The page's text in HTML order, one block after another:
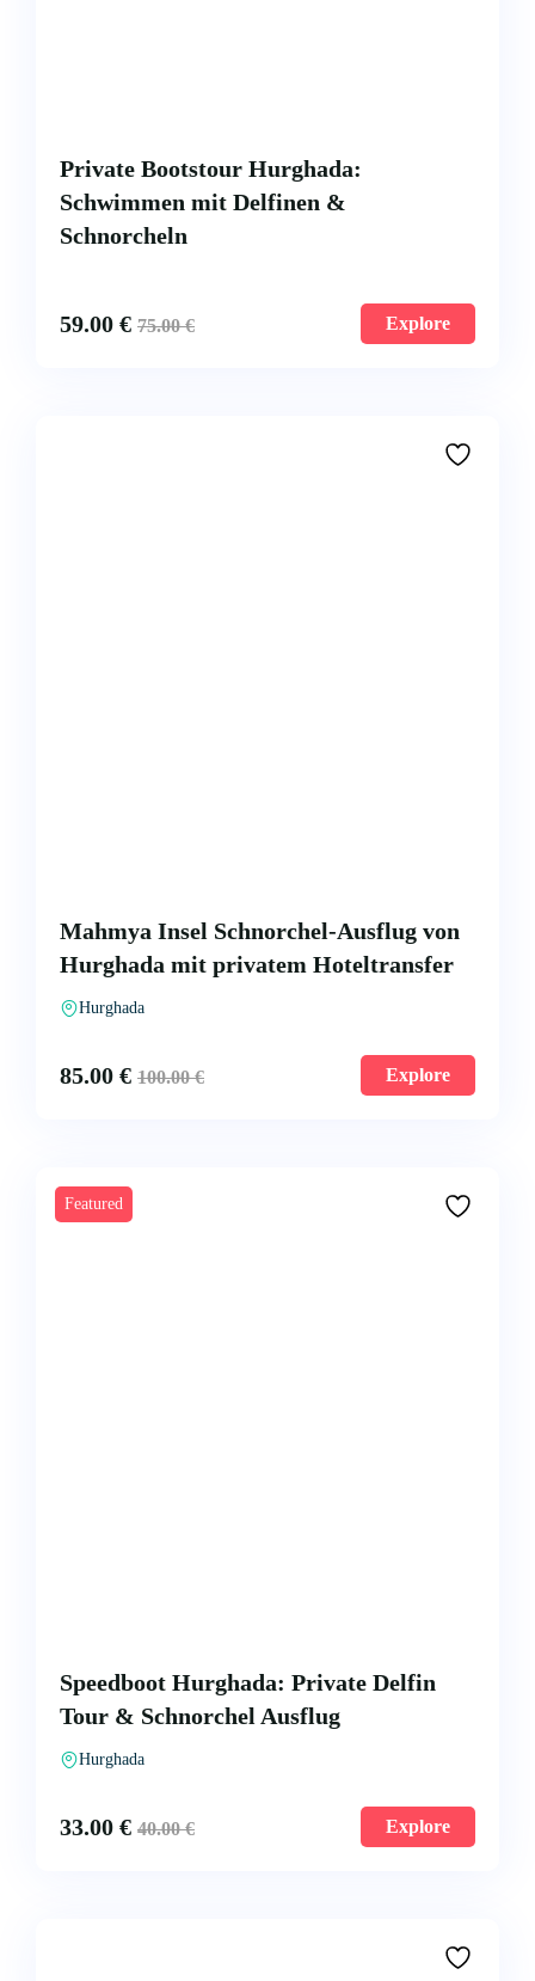
Private Bootstour Hurghada:
Schwimmen mit Delfinen &
Schnorcheln
59.00 € 75.00€ Explore
Mahmya Insel Schnorchel-Ausflug von
Hurghada mit privatem Hoteltransfer
Hurghada
85.00 € 100.00€ Explore
Featured
Speedboot Hurghada: Private Delfin
Tour & Schnorchel Ausflug
Hurghada
33.00 € 40.00€ Explore